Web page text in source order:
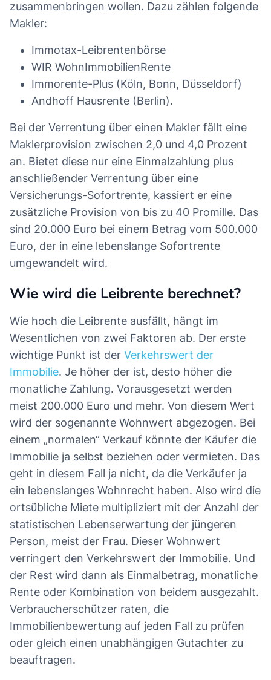
zusammenbringen wollen. Dazu zählen folgende
Makler:
Immotax-Leibrentenbörse
WIR WohnImmobilienRente
Immorente-Plus (Köln, Bonn, Düsseldorf)
Andhoff Hausrente (Berlin).
Bei der Verrentung über einen Makler fällt eine
Maklerprovision zwischen 2,0 und 4,0 Prozent
an. Bietet diese nur eine Einmalzahlung plus
anschließender Verrentung über eine
Versicherungs-Sofortrente, kassiert er eine
zusätzliche Provision von bis zu 40 Promille. Das
sind 20.000 Euro bei einem Betrag vom 500.000
Euro, der in eine lebenslange Sofortrente
umgewandelt wird.
Wie wird die Leibrente berechnet?
Wie hoch die Leibrente ausfällt, hängt im
Wesentlichen von zwei Faktoren ab. Der erste
wichtige Punkt ist der Verkehrswert der
Immobilie. Je höher der ist, desto höher die
monatliche Zahlung. Vorausgesetzt werden
meist 200.000 Euro und mehr. Von diesem Wert
wird der sogenannte Wohnwert abgezogen. Bei
einem „normalen“ Verkauf könnte der Käufer die
Immobilie ja selbst beziehen oder vermieten. Das
geht in diesem Fall ja nicht, da die Verkäufer ja
ein lebenslanges Wohnrecht haben. Also wird die
ortsübliche Miete multipliziert mit der Anzahl der
statistischen Lebenserwartung der jüngeren
Person, meist der Frau. Dieser Wohnwert
verringert den Verkehrswert der Immobilie. Und
der Rest wird dann als Einmalbetrag, monatliche
Rente oder Kombination von beidem ausgezahlt.
Verbraucherschützer raten, die
Immobilienbewertung auf jeden Fall zu prüfen
oder gleich einen unabhängigen Gutachter zu
beauftragen.